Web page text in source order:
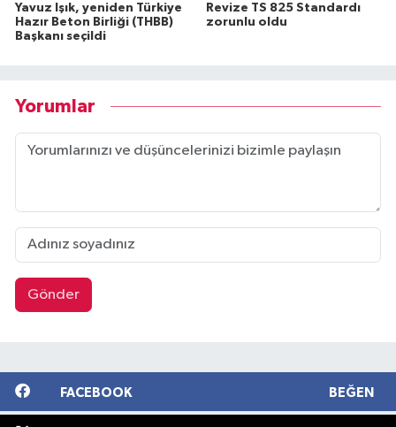
Yavuz Işık, yeniden Türkiye
Hazır Beton Birliği (THBB)
Başkanı seçildi
Revize TS 825 Standardı
zorunlu oldu
Yorumlar
Gönder
FACEBOOK BEĞEN